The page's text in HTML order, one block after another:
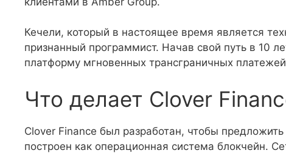
Кечели, который в настоящее время является
признанный программист. Начав свой путь в 10
платформу мгновенных трансграничных
Что делает Clover
Clover Finance был разработан, чтобы
построен как операционная система блокчейн.